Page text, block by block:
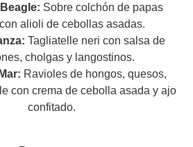
Sobre colchón de papas
alioli de cebollas asadas.
Tagliatelle neri con salsa de
cholgas y langostinos.
Ravioles de hongos, quesos,
con crema de cebolla asada y ajo
confitado.